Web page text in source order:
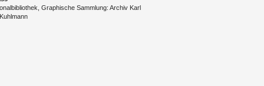
Gra­phi­sche Samm­lung: Ar­chiv Karl